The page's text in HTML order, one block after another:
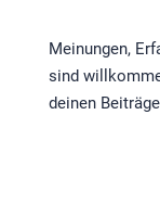
Meinungen,
sind
deinen